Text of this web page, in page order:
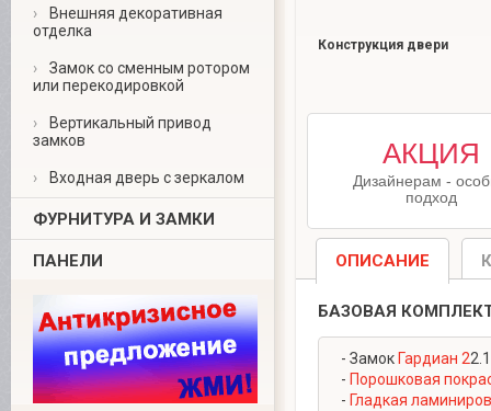
›
Внешняя декоративная
отделка
›
Замок со сменным ротором
или перекодировкой
›
Вертикальный привод
замков
› Входная дверь с зеркалом
ФУРНИТУРА И ЗАМКИ
ПАНЕЛИ
Конструкция двери
АКЦИЯ
Дизайнерам -
подход
Для дизайнеров,
выбравших
нас в качестве
поставщиков
особые условия.
информацией
менеджерам
(8-499-340-55-
ОПИСАНИЕ
БАЗОВАЯ
- Замок Гардиан 2
- Порошковая
- Гладкая